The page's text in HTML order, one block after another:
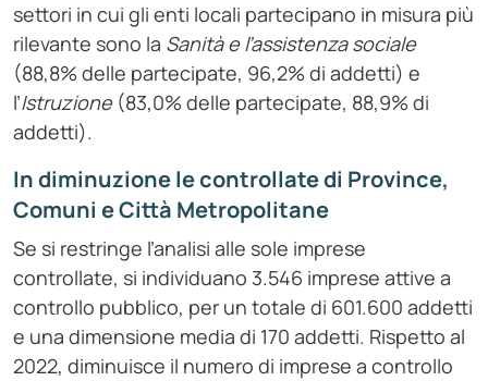
settori in cui gli enti locali partecipano in misura più
rilevante sono la Sanità e l’assistenza sociale
(88,8% delle partecipate, 96,2% di addetti) e
l’Istruzione (83,0% delle partecipate, 88,9% di
addetti).
In diminuzione le controllate di Province,
Comuni e Città Metropolitane
Se si restringe l’analisi alle sole imprese
controllate, si individuano 3.546 imprese attive a
controllo pubblico, per un totale di 601.600 addetti
e una dimensione media di 170 addetti. Rispetto al
2022, diminuisce il numero di imprese a controllo